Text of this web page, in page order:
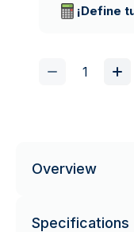
¡Define
Overview
Specifications